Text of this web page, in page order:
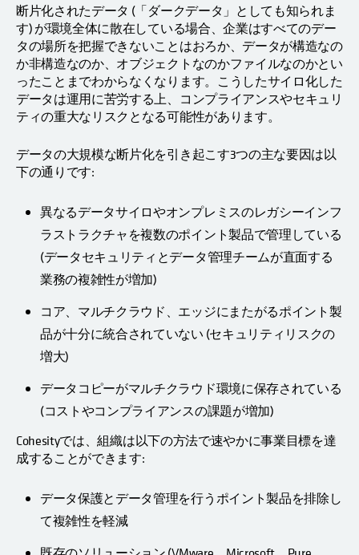
断片化されたデータ (「ダークデータ」としても知られま
す) が環境全体に散在している場合、企業はすべてのデー
タの場所を把握できないことはおろか、データが構造なの
か非構造なのか、オブジェクトなのかファイルなのかとい
ったことまでわからなくなります。こうしたサイロ化した
データは運用に苦労する上、コンプライアンスやセキュリ
ティの重大なリスクとなる可能性があります。
データの大規模な断片化を引き起こす3つの主な要因は以
下の通りです:
異なるデータサイロやオンプレミスのレガシーインフ
ラストラクチャを複数のポイント製品で管理している
(データセキュリティとデータ管理チームが直面する
業務の複雑性が増加)
コア、マルチクラウド、エッジにまたがるポイント製
品が十分に統合されていない (セキュリティリスクの
増大)
データコピーがマルチクラウド環境に保存されている
(コストやコンプライアンスの課題が増加)
Cohesityでは、組織は以下の方法で速やかに事業目標を達
成することができます:
データ保護とデータ管理を行うポイント製品を排除し
て複雑性を軽減